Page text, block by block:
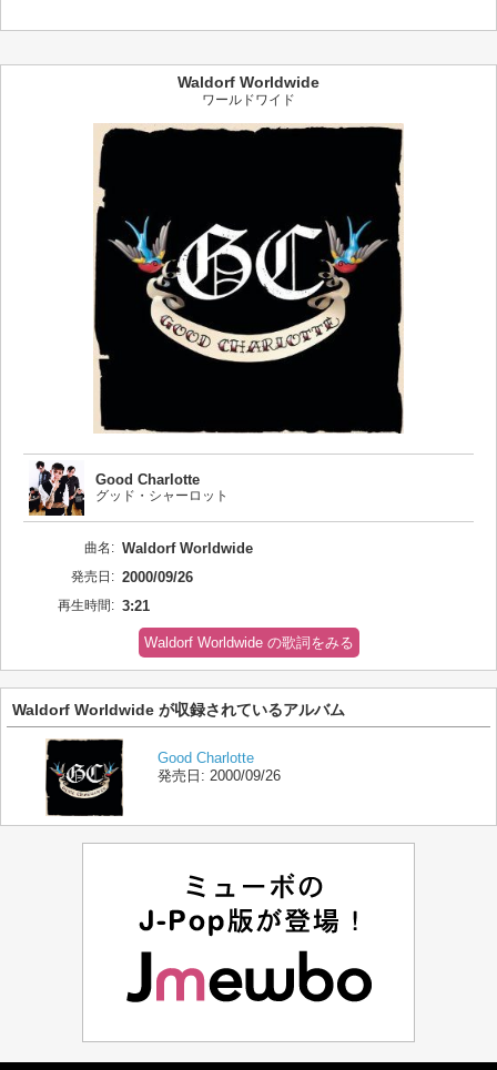
Waldorf Worldwide
ワールドワイド
Good Charlotte
グッド・シャーロット
曲名: Waldorf Worldwide
発売日: 2000/09/26
再生時間: 3:21
Waldorf Worldwide の歌詞をみる
Waldorf Worldwide が収録されているアルバム
Good Charlotte
発売日: 2000/09/26